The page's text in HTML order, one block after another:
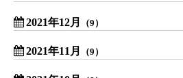
2021年12月 （9）
2021年11月 （9）